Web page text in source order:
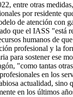
entre otras
por residente
de atención con
que el IASS "está
humanos de
profesional y la
para sostener ese
"como tantas
en los
actualidad, sino
en los últimos